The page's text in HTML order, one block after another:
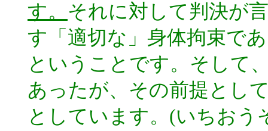
す。 それに対して判決が
す「適切な」身体拘束で
ということです。そして
あったが、その前提とし
としています。(いちおう